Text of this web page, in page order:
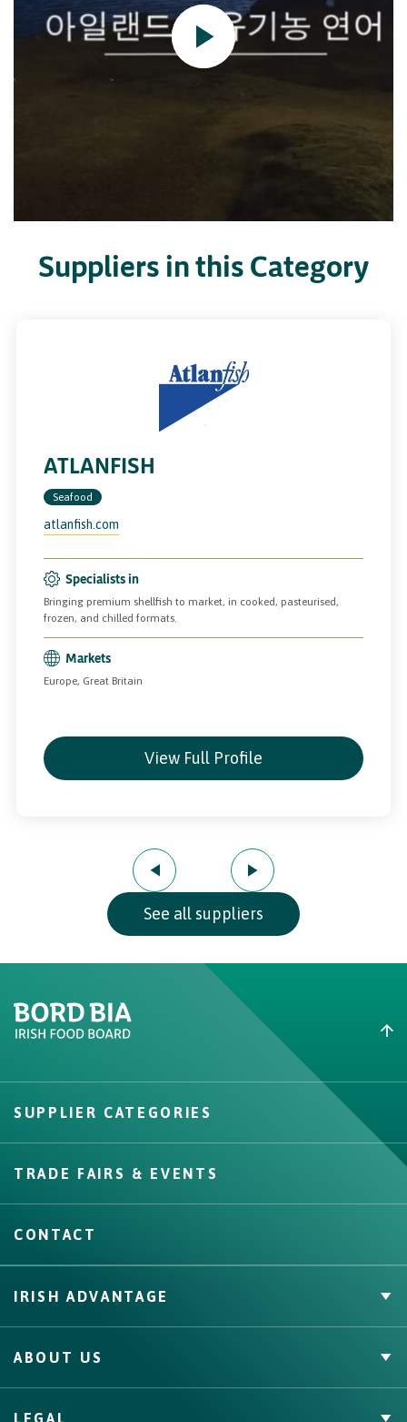
Suppliers in this Category
ATLANFISH
Seafood
atlanfish.com
Specialists in
Bringing premium shellfish to market, in cooked, pasteurised,
frozen, and chilled formats.
Markets
Europe, Great Britain
View Full Profile
See all suppliers
Create New List
Create
SUPPLIER CATEGORIES
TRADE FAIRS & EVENTS
CONTACT
IRISH ADVANTAGE
Facts & Figures
Quality Assurance
ABOUT US
LEGAL